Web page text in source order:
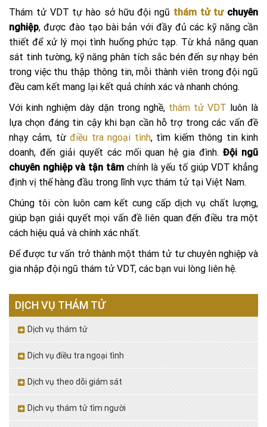
Thám tử VDT tự hào sở hữu đội ngũ thám tử tưchuyên
nghiệp, được đào tạo bài bản với đầy đủ các kỹ năng cần
thiết để xử lý mọi tình huống phức tạp. Từ khả năng quan
sát tinh tường, kỹ năng phân tích sắc bén đến sự nhạy bén
trong việc thu thập thông tin, mỗi thành viên trong đội ngũ
đều cam kết mang lại kết quả chính xác và nhanh chóng.
Với kinh nghiệm dày dặn trong nghề, thám tử VDT luôn là
lựa chọn đáng tin cậy khi bạn cần hỗ trợ trong các vấn đề
nhạy cảm, từđiều tra ngoại tình, tìm kiếm thông tin kinh
doanh, đến giải quyết các mối quan hệ gia đình.Đội ngũ
chuyên nghiệp và tận tâmchính là yếu tố giúp VDT khẳng
định vị thế hàng đầu trong lĩnh vực thám tử tại Việt Nam.
Chúng tôi còn luôn cam kết cung cấp dịch vụ chất lượng,
giúp bạn giải quyết mọi vấn đề liên quan đến điều tra một
cách hiệu quả và chính xác nhất.
Để được tư vấn trở thành một thám tử tư chuyên nghiệp và
gia nhập đội ngũ thám tử VDT, các bạn vui lòng liên hệ.
DỊCH VỤ THÁM TỬ
Dịch vụ thám tử
Dịch vụ điều tra ngoại tình
Dịch vụ theo dõi giám sát
Dịch vụ thám tử tìm người